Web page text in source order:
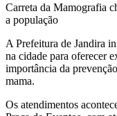
Carreta da Mamografia
a população
A Prefeitura de Jandira
na cidade para oferecer
importância da
mama.
Os atendimentos